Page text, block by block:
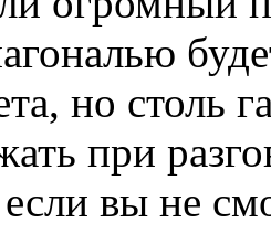
но столь
при
вы не